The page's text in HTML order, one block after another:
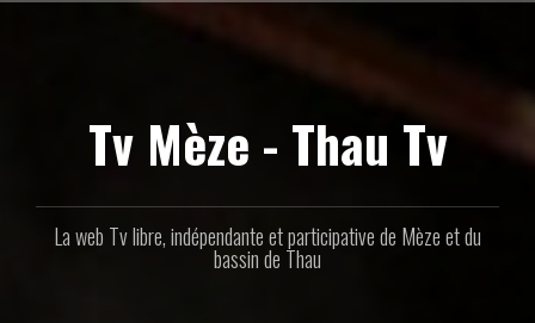
Tv Mèze - Thau Tv
La web Tv libre, indépendante et participative de Mèze et du
bassin de Thau